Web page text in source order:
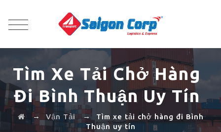
Tìm Xe Tải Chở Hàng
Đi Bình Thuận Uy Tín
→ Vận Tải→
Tìm xe tải chở hàng đi Bình
Thuận uy tín